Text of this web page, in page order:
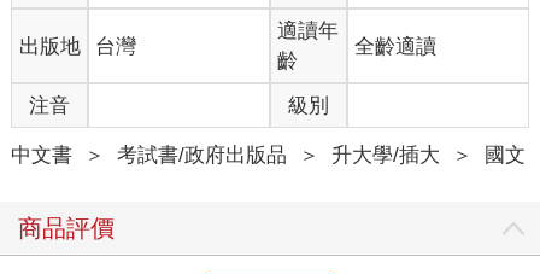
出版地 台灣
適讀年
齡
全齡適讀
注音 級別
中文書 ＞ 考試書/政府出版品 ＞ 升大學/插大 ＞ 國文
商品評價